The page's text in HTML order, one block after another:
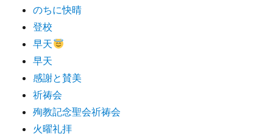
のちに快晴
登校
早天
早天
感謝と賛美
祈祷会
殉教記念聖会祈祷会
火曜礼拝